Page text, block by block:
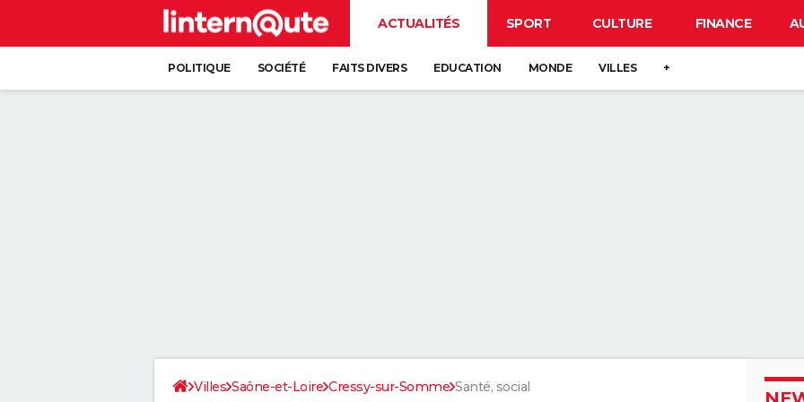
ACTUALITÉS SPORT CULTURE FINANCE
POLITIQUE SOCIÉTÉ FAITS DIVERS EDUCATION MONDE VILLES +
Villes Saône-et-Loire Cressy-sur-Somme Santé, social